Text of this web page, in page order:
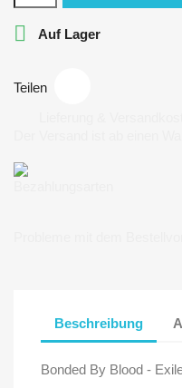
 Auf Lager
Teilen
Beschreibung
Bonded By Blood -